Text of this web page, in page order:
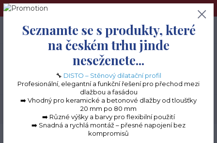
➢Terče pod dlažbu naleznete na e-shopu www.terceshop.cz!➢
+420 605 740 744
0
0 Kč
Balkonové lišty do lepidla Balkonová lišta ECO 300
Seznamte se s produkty, které
na českém trhu jinde
neseženete...
🔧 DISTO – Stěnový dilatační profil
Profesionální, elegantní a funkční řešení pro přechod mezi
dlažbou a fasádou
➡️ Vhodný pro keramické a betonové dlažby od tloušťky
20 mm po 80 mm
➡️ Různé výšky a barvy pro flexibilní použití
➡️ Snadná a rychlá montáž – přesné napojení bez
kompromisů